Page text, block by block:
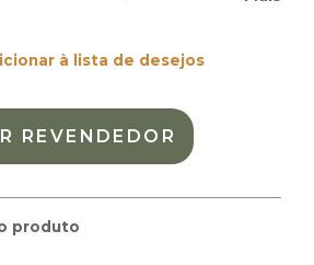
48 × 22 × 15 cm
à lista de desejos
REVENDEDOR
produto